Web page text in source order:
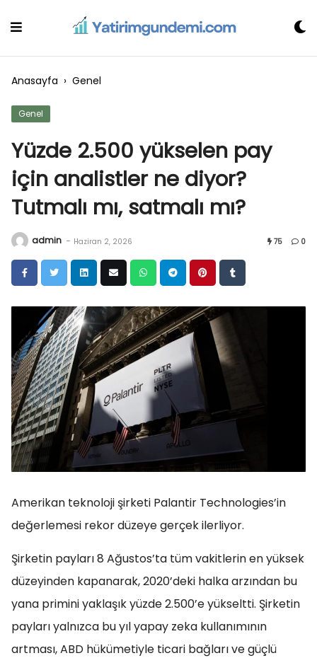
Anasayfa › Genel
Genel
Yüzde 2.500 yükselen pay
için analistler ne diyor?
Tutmalı mı, satmalı mı?
admin - Haziran 2, 2026 75 0
Amerikan teknoloji şirketi Palantir Technologies’in
değerlemesi rekor düzeye gerçek ilerliyor.
Şirketin payları 8 Ağustos’ta tüm vakitlerin en yüksek
düzeyinden kapanarak, 2020’deki halka arzından bu
yana primini yaklaşık yüzde 2.500’e yükseltti. Şirketin
payları yalnızca bu yıl yapay zeka kullanımının
artması, ABD hükümetiyle ticari bağları ve güçlü